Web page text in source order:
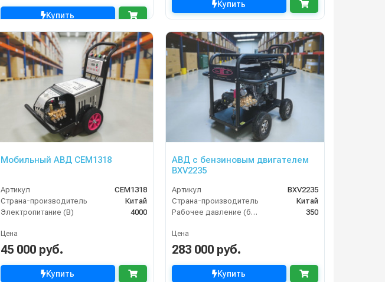
Купить
Купить
Мобильный АВД CEM1318
Артикул
CEM1318
Страна-производитель
Китай
Электропитание (В)
4000
Цена
45 000 руб.
Купить
АВД с бензиновым двигателем
BXV2235
Артикул
BXV2235
Страна-производитель
Китай
Рабочее давление (бар)
350
Цена
283 000 руб.
Купить